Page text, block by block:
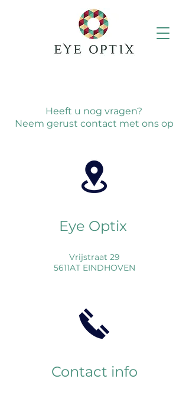
Heeft u nog vragen?
Neem gerust contact met ons op
Eye Optix
Vrijstraat 29
5611AT EINDHOVEN
Contact info